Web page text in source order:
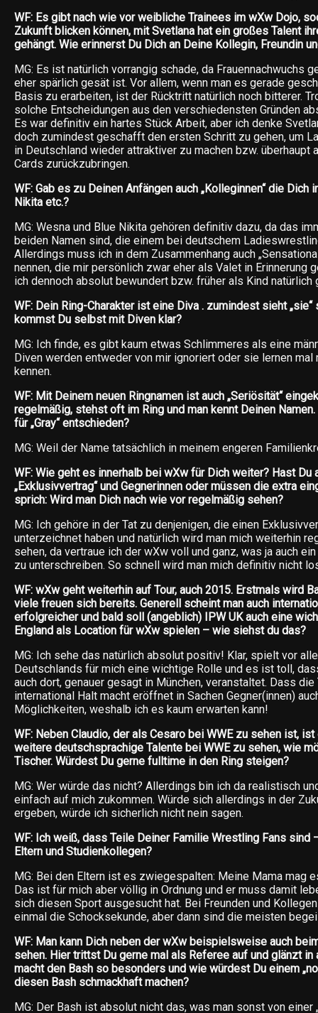
WF: Es gibt nach wie vor weibliche Trainees im wXw Dojo,
Zukunft blicken können, mit Svetlana hat ein großes Talent
gehängt. Wie erinnerst Du Dich an Deine Kollegin, Freundin
MG: Es ist natürlich vorrangig schade, da Frauennachwuchs
eher spärlich gesät ist. Vor allem, wenn man es gerade
Basis zu erarbeiten, ist der Rücktritt natürlich noch bitterer.
solche Entscheidungen aus den verschiedensten Gründen
Es war definitiv ein hartes Stück Arbeit, aber ich denke
doch zumindest geschafft den ersten Schritt zu gehen, um
in Deutschland wieder attraktiver zu machen bzw. überhaupt
Cards zurückzubringen.
WF: Gab es zu Deinen Anfängen auch „Kolleginnen“ die Dich
Nikita etc.?
MG: Wesna und Blue Nikita gehören definitiv dazu, da das
beiden Namen sind, die einem bei deutschem
Allerdings muss ich in dem Zusammenhang auch
nennen, die mir persönlich zwar eher als Valet in Erinnerung
ich dennoch absolut bewundert bzw. früher als Kind natürlich
WF: Dein Ring-Charakter ist eine Diva . zumindest sieht
kommst Du selbst mit Diven klar?
MG: Ich finde, es gibt kaum etwas Schlimmeres als eine
Diven werden entweder von mir ignoriert oder sie lernen mal
kennen.
WF: Mit Deinem neuen Ringnamen ist auch „Seriösität“
regelmäßig, stehst oft im Ring und man kennt Deinen Namen.
für „Gray“ entschieden?
MG: Weil der Name tatsächlich in meinem engeren
WF: Wie geht es innerhalb bei wXw für Dich weiter? Hast Du
„Exklusivvertrag“ und Gegnerinnen oder müssen die extra
sprich: Wird man Dich nach wie vor regelmäßig sehen?
MG: Ich gehöre in der Tat zu denjenigen, die einen
unterzeichnet haben und natürlich wird man mich weiterhin
sehen, da vertraue ich der wXw voll und ganz, was ja auch
zu unterschreiben. So schnell wird man mich definitiv nicht
WF: wXw geht weiterhin auf Tour, auch 2015. Erstmals wird
viele freuen sich bereits. Generell scheint man auch
erfolgreicher und bald soll (angeblich) IPW UK auch eine
England als Location für wXw spielen – wie siehst du das?
MG: Ich sehe das natürlich absolut positiv! Klar, spielt vor
Deutschlands für mich eine wichtige Rolle und es ist toll,
auch dort, genauer gesagt in München, veranstaltet. Dass die
international Halt macht eröffnet in Sachen Gegner(innen)
Möglichkeiten, weshalb ich es kaum erwarten kann!
WF: Neben Claudio, der als Cesaro bei WWE zu sehen ist,
weitere deutschsprachige Talente bei WWE zu sehen, wie
Tischer. Würdest Du gerne fulltime in den Ring steigen?
MG: Wer würde das nicht? Allerdings bin ich da realistisch
einfach auf mich zukommen. Würde sich allerdings in der
ergeben, würde ich sicherlich nicht nein sagen.
WF: Ich weiß, dass Teile Deiner Familie Wrestling Fans sind
Eltern und Studienkollegen?
MG: Bei den Eltern ist es zwiegespalten: Meine Mama mag
Das ist für mich aber völlig in Ordnung und er muss damit
sich diesen Sport ausgesucht hat. Bei Freunden und
einmal die Schocksekunde, aber dann sind die meisten
WF: Man kann Dich neben der wXw beispielsweise auch
sehen. Hier trittst Du gerne mal als Referee auf und glänzt in
macht den Bash so besonders und wie würdest Du einem
diesen Bash schmackhaft machen?
MG: Der Bash ist absolut nicht das, was man sonst von einer